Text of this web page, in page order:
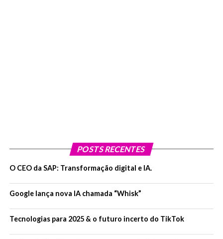
POSTS RECENTES
O CEO da SAP: Transformação digital e IA.
Google lança nova IA chamada “Whisk”
Tecnologias para 2025 & o futuro incerto do TikTok